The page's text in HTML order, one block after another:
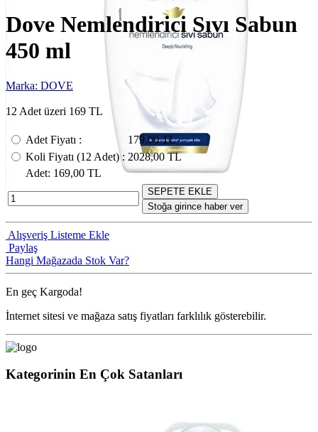
Dove Nemlendirici Sıvı Sabun
450 ml
Marka: DOVE
12 Adet üzeri 169 TL
Adet Fiyatı :
179,00 TL
Koli Fiyatı (12 Adet) : 2028,00 TL
Adet: 169,00 TL
SEPETE EKLE
Stoğa girince haber ver
Alışveriş Listeme Ekle
Paylaş
Hangi Mağazada Stok Var?
En geç Kargoda!
İnternet sitesi ve mağaza satış fiyatları farklılık gösterebilir.
Kategorinin En Çok Satanları